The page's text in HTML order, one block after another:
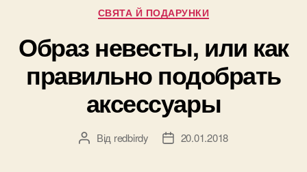
по
любому
Категорії
СВЯТА Й ПОДАРУНКИ
Образ невесты, или как
правильно подобрать
аксессуары
Автор
Від redbirdy
Дата20.01.2018